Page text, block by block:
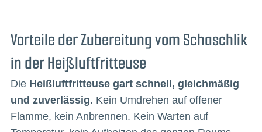
Vorteile der Zubereitung vom Schaschlik
in der Heißluftfritteuse
Die Heißluftfritteuse gart schnell, gleichmäßig
und zuverlässig. Kein Umdrehen auf offener
Flamme, kein Anbrennen. Kein Warten auf